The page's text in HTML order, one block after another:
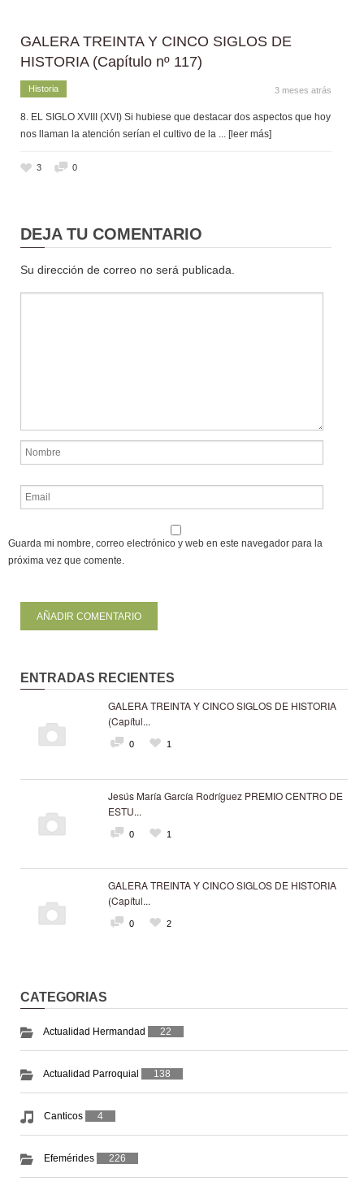
GALERA TREINTA Y CINCO SIGLOS DE
HISTORIA (Capítulo nº 117)
Historia 3 meses atrás
8. EL SIGLO XVIII (XVI) Si hubiese que destacar dos aspectos que hoy
nos llaman la atención serían el cultivo de la ... [leer más]
3 0
DEJA TU COMENTARIO
Su dirección de correo no será publicada.
Guarda mi nombre, correo electrónico y web en este navegador para la
próxima vez que comente.
ENTRADAS RECIENTES
GALERA TREINTA Y CINCO SIGLOS DE HISTORIA
(Capítul...
0 1
Jesús María García Rodríguez PREMIO CENTRO DE
ESTU...
0 1
GALERA TREINTA Y CINCO SIGLOS DE HISTORIA
(Capítul...
0 2
CATEGORIAS
Actualidad Hermandad 22
Actualidad Parroquial 138
Canticos 4
Efemérides 226